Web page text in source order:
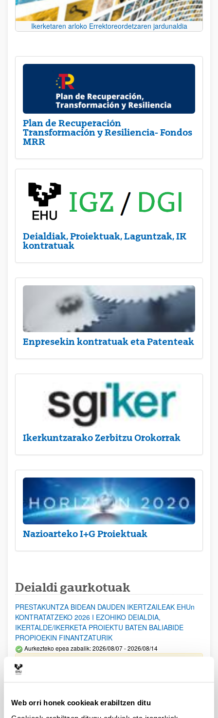
Web orri honek cookieak erabiltzen ditu
Ikerketaren arloko Errektoreordetzaren jardunaldia
Plan de Recuperación
Transformación y Resiliencia- Fondos
MRR
Deialdiak, Proiektuak, Laguntzak, IK
kontratuak
Enpresekin kontratuak eta Patenteak
Ikerkuntzarako Zerbitzu Orokorrak
Nazioarteko I+G Proiektuak
Deialdi gaurkotuak
PRESTAKUNTZA BIDEAN DAUDEN IKERTZAILEAK EHUn
KONTRATATZEKO 2026 I EZOHIKO DEIALDIA,
IKERTALDE/IKERKETA PROIEKTU BATEN BALIABIDE
PROPIOEKIN FINANTZATURIK
Aurkezteko epea zabalik: 2026/08/07 - 2026/08/14
Izapide irekia